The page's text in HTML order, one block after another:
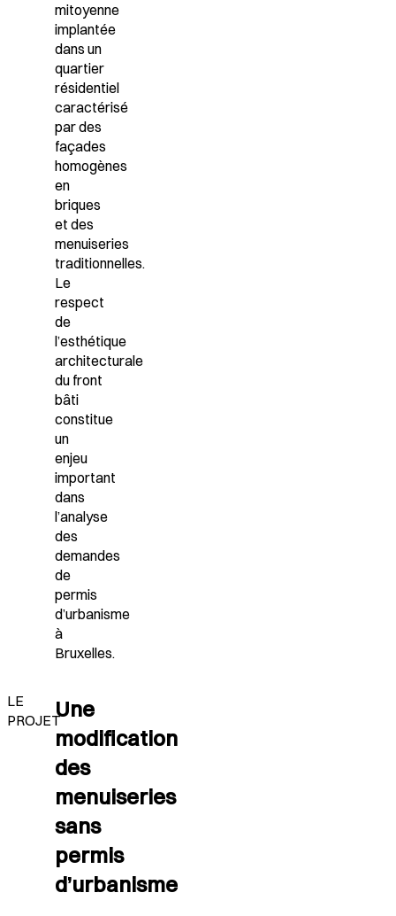
mitoyenne
implantée
dans un
quartier
résidentiel
caractérisé
par des
façades
homogènes
en
briques
et des
menuiseries
traditionnelles.
Le
respect
de
l’esthétique
architecturale
du front
bâti
constitue
un
enjeu
important
dans
l’analyse
des
demandes
de
permis
d’urbanisme
à
Bruxelles.
LE
PROJETUne
modification
des
menuiseries
sans
permis
d’urbanisme